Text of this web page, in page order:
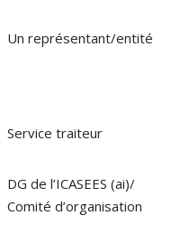
Un représentant/entité
Service traiteur
DG de l’ICASEES (ai)/
Comité d’organisation